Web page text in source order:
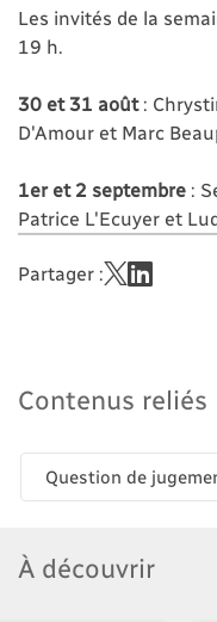
Les invités de la
19 h.
30 et 31 août:
D'Amour et Marc
1er et 2 septembre :
Patrice L'Ecuyer et
Partager :
Contenus reliés
Question de
À découvrir